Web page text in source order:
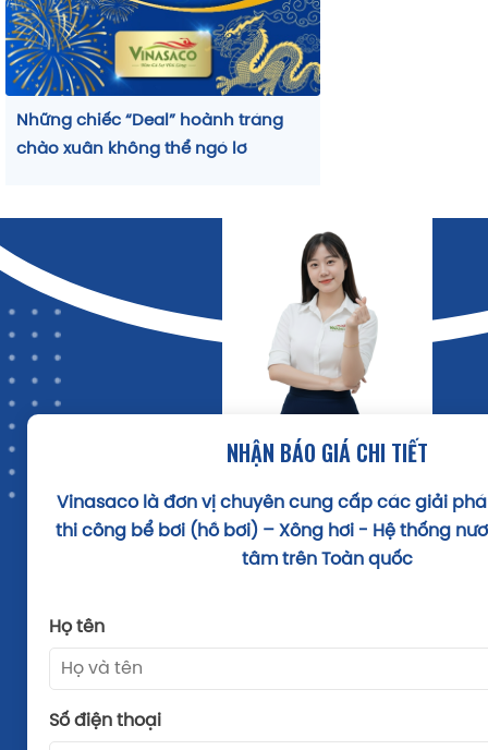
Hệ thống khử khuẩn điện phân muối kết hợp UV
Thiết bị phụ trợ bể bơ i – Tối ưu vận hành & nâng tầm
Thang inox, đầu hút vệ sinh, nắp thu đáy, đầu trả
Máy bơm sục Jacuzzi, thác nước inox, đầu
(Laminar Jet), cây nấm, ghế massage....
tiết kiệm năng lượng và hạn chế bụi bẩn.
Những chiếc “Deal” hoành tráng
chào xuân không thể ngó lơ
NHẬN BÁO GIÁ CHI TIẾT
Vinasacolà đơn vị chuyên cung cấp các giải
thi công bể bơi (hồ bơi) – Xông hơi - Hệ thống
tâm trên Toàn quốc
Họ tên
Số điện thoại